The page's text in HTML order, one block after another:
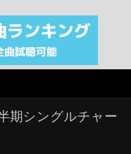
ング
期シングルチャー